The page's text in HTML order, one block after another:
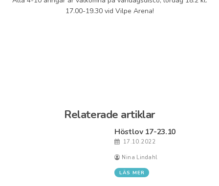
17.00-19.30 vid Vilpe Arena!
Relaterade artiklar
Höstlov 17-23.10
17.10.2022
Nina Lindahl
LÄS MER